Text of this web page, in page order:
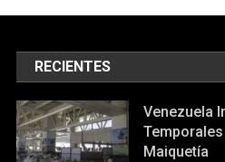
RECIENTES
Venezuela
Maiquetía